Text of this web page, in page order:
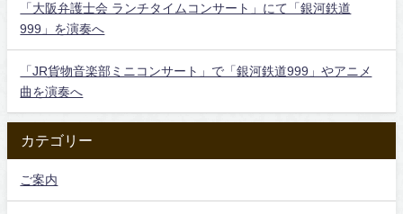
「大阪弁護士会 ランチタイムコンサート」にて「銀河鉄道
999」を演奏へ
「JR貨物音楽部ミニコンサート」で「銀河鉄道999」やアニメ
曲を演奏へ
カテゴリー
ご案内